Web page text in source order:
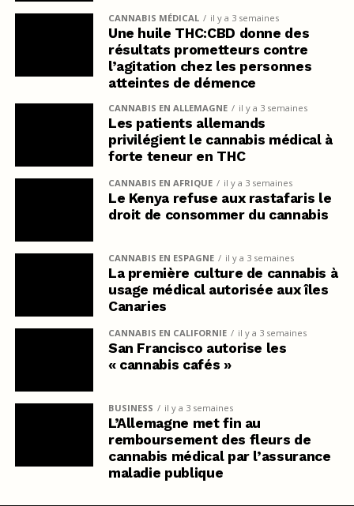
CANNABIS MÉDICAL il y a 3 semaines
Une huile THC:CBD donne des
résultats prometteurs contre
l’agitation chez les personnes
atteintes de démence
CANNABIS EN ALLEMAGNE il y a 3 semaines
Les patients allemands
privilégient le cannabis médical à
forte teneur en THC
CANNABIS EN AFRIQUE il y a 3 semaines
Le Kenya refuse aux rastafaris le
droit de consommer du cannabis
CANNABIS EN ESPAGNE il y a 3 semaines
La première culture de cannabis à
usage médical autorisée aux îles
Canaries
CANNABIS EN CALIFORNIE il y a 3 semaines
San Francisco autorise les
« cannabis cafés »
BUSINESS il y a 3 semaines
L’Allemagne met fin au
remboursement des fleurs de
cannabis médical par l’assurance
maladie publique